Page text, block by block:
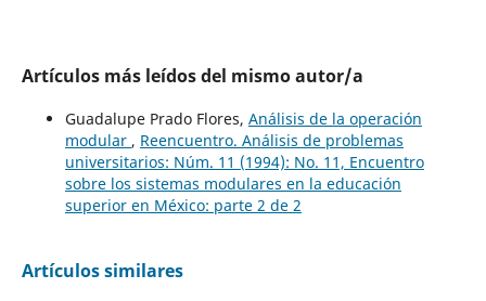
Artículos más leídos del mismo autor/a
Guadalupe Prado Flores, Análisis de la operación
modular , Reencuentro. Análisis de problemas
universitarios: Núm. 11 (1994): No. 11, Encuentro
sobre los sistemas modulares en la educación
superior en México: parte 2 de 2
Artículos similares